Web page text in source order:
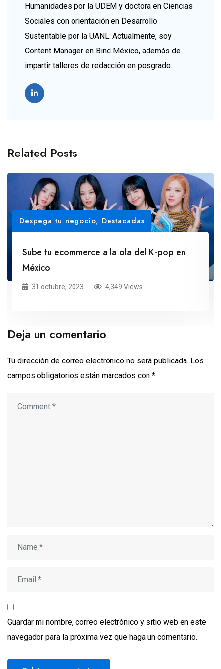
Humanidades por la UDEM y doctora en Ciencias
Sociales con orientación en Desarrollo
Sustentable por la UANL. Actualmente, soy
Content Manager en Bind México, además de
impartir talleres de redacción en posgrado.
Related Posts
Despega tu negocio, Destacadas
Sube tu ecommerce a la ola del K-pop en
México
31 octubre, 2023 4,349 Views
Deja un comentario
Tu dirección de correo electrónico no será publicada. Los
campos obligatorios están marcados con *
Guardar mi nombre, correo electrónico y sitio web en este
navegador para la próxima vez que haga un comentario.